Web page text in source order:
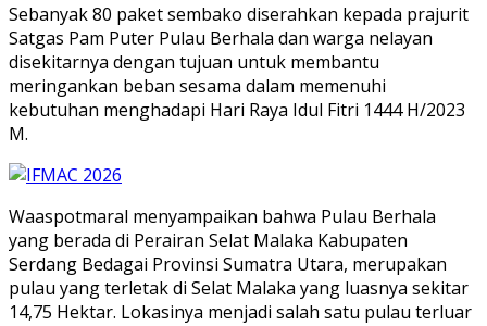
Sebanyak 80 paket sembako diserahkan kepada prajurit
Satgas Pam Puter Pulau Berhala dan warga nelayan
disekitarnya dengan tujuan untuk membantu
meringankan beban sesama dalam memenuhi
kebutuhan menghadapi Hari Raya Idul Fitri 1444 H/2023
M.
Waaspotmaral menyampaikan bahwa Pulau Berhala
yang berada di Perairan Selat Malaka Kabupaten
Serdang Bedagai Provinsi Sumatra Utara, merupakan
pulau yang terletak di Selat Malaka yang luasnya sekitar
14,75 Hektar. Lokasinya menjadi salah satu pulau terluar